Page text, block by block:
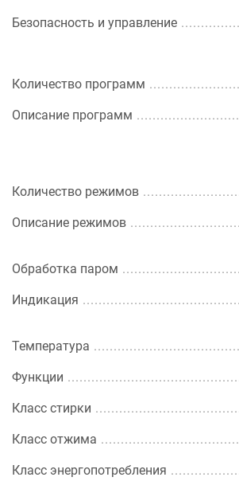
Безопасность и управление
Количество программ
Описание программ
Количество режимов
Описание режимов
Обработка паром
Индикация
Температура
Функции
Класс стирки
Класс отжима
Класс энергопотребления